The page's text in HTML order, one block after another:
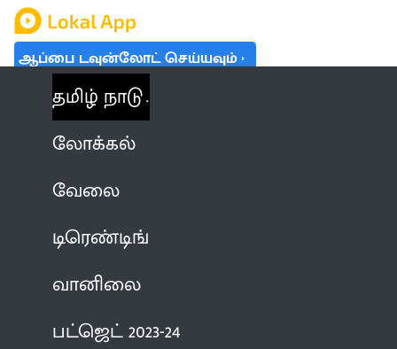
ஆப்பை டவுன்லோட் செய்யவும்
தமிழ் நாடு
லோக்கல்
வேலை
டிரெண்டிங்
வானிலை
பட்ஜெட் 2023-24